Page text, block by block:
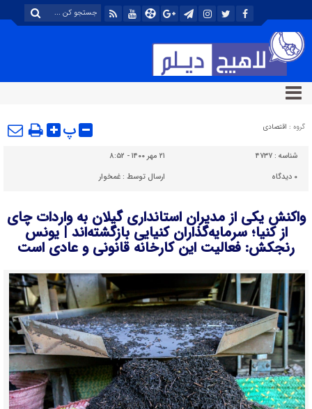
گروه : اقتصادی پ
شناسه : ۴۷۳۷
۲۱ مهر ۱۴۰۰ - ۸:۵۲
۰ دیدگاه ارسال توسط :غمخوار
واکنش یکی از مدیران استانداری گیلان به واردات چای
از کنیا؛ سرمایه‌گذاران کنیایی بازگشته‌اند | یونس
رنجکش: فعالیت این کارخانه قانونی و عادی است